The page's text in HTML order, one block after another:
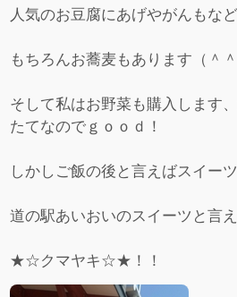
人気のお豆腐にあげやがんもな
もちろんお蕎麦もあります（＾＾
そして私はお野菜も購入します
たてなのでｇｏｏｄ！
しかしご飯の後と言えばスイーツ
道の駅あいおいのスイーツと言
★☆クマヤキ☆★！！